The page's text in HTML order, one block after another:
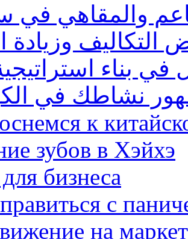
والمقاهي في
وزيادة
بناء
نشاطك في
к
зубов в Хэйхэ
бизнеса
с
на